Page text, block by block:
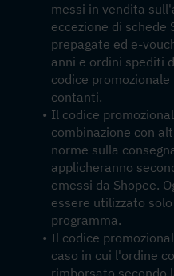
messi in vendita
eccezione di schede
prepagate ed e-
anni e ordini spediti
codice
contanti.
Il codice
combinazione con
norme sulla
applicheranno
emessi da Shopee.
essere utilizzato
programma.
Il codice
caso in cui l'ordine
rimborsato secondo